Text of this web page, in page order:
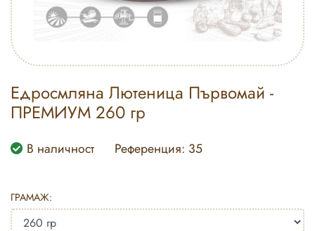
Едросмляна Лютеница Първомай -
ПРЕМИУМ 260 гр
В наличност Референция: 35
ГРАМАЖ: